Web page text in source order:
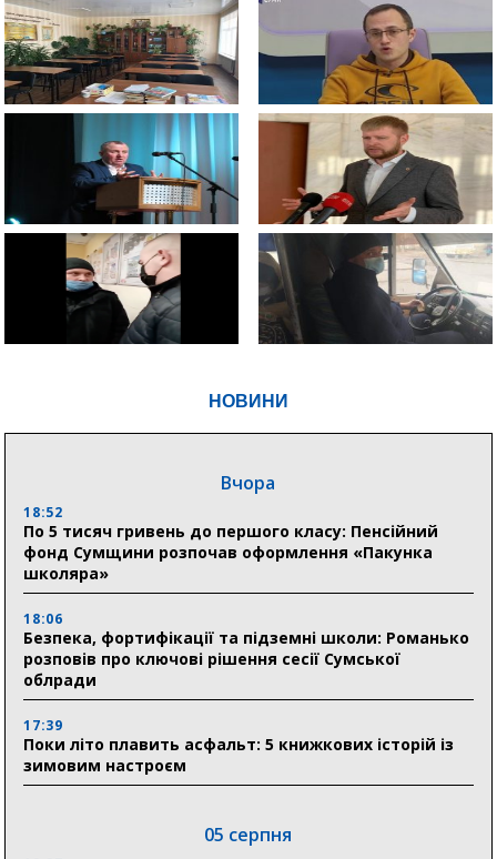
НОВИНИ
Вчора
18:52
По 5 тисяч гривень до першого класу: Пенсійний
фонд Сумщини розпочав оформлення «Пакунка
школяра»
18:06
Безпека, фортифікації та підземні школи: Романько
розповів про ключові рішення сесії Сумської
облради
17:39
Поки літо плавить асфальт: 5 книжкових історій із
зимовим настроєм
05 серпня